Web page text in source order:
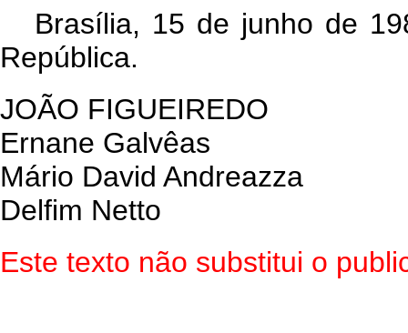
Brasília, 15 de junho de
República.
JOÃO FIGUEIREDO
Ernane Galvêas
Mário David Andreazza
Delfim Netto
Este texto não substitui o